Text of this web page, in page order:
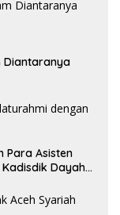
Diantaranya
Para Asisten
Dayah